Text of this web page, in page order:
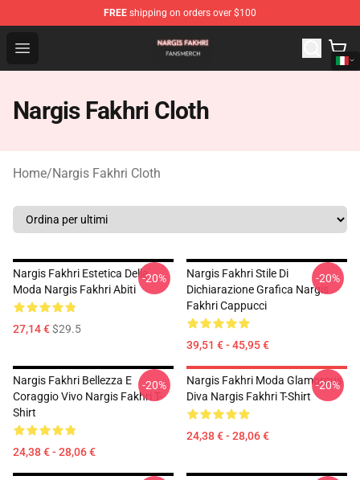
FREE shipping on orders over $100
Open menu
Nargis Fakhri Shop - Official Nargis Fakhri Merchandise
Nargis Fakhri Cloth
Home/Nargis Fakhri Cloth
Nargis Fakhri Estetica Della
Moda Nargis Fakhri Abiti
27,14 €$29.5
-20%
Nargis Fakhri Stile Di
Dichiarazione Grafica Nargis
Fakhri Cappucci
39,51 € - 45,95 €
-20%
Nargis Fakhri Bellezza E
Coraggio Vivo Nargis Fakhri T-
Shirt
24,38 € - 28,06 €
-20%
Nargis Fakhri Moda Glamorous
Diva Nargis Fakhri T-Shirt
24,38 € - 28,06 €
-20%